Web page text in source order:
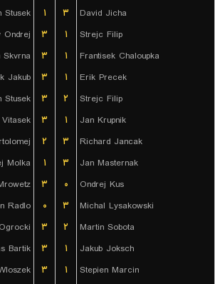
Stusek
۱ ۳
David Jicha
Ondrej
۳ ۱
Strejc Filip
Skvrna
۳ ۱
Frantisek Chaloupka
Jakub
۳ ۱
Erik Precek
Stusek
۳ ۲
Strejc Filip
۳ ۱
Jan Krupnik
۲ ۳
Richard Jancak
Molka
۱ ۳
Jan Masternak
۳ ۰
Ondrej Kus
Radlo
۰ ۳
Michal Lysakowski
۳ ۲
Martin Sobota
Bartik
۳ ۱
Jakub Joksch
۳ ۱
Stepien Marcin